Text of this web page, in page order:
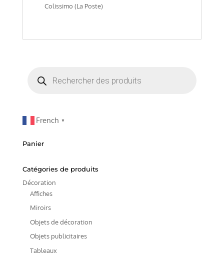
Colissimo (La Poste)
produits
French ▼
Panier
Catégories de produits
Décoration
Affiches
Miroirs
Objets de décoration
Objets publicitaires
Tableaux